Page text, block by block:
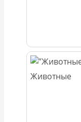
Животные